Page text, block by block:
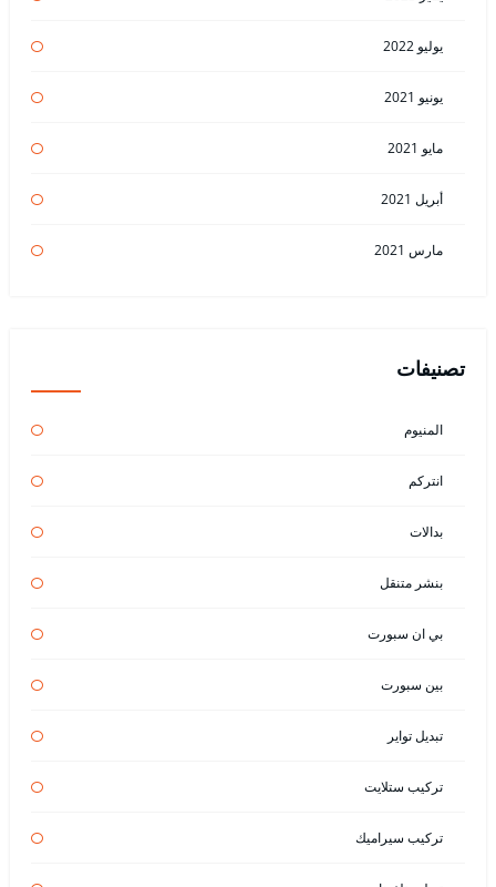
يوليو 2022
يونيو 2021
مايو 2021
أبريل 2021
مارس 2021
تصنيفات
المنيوم
انتركم
بدالات
بنشر متنقل
بي ان سبورت
بين سبورت
تبديل تواير
تركيب ستلايت
تركيب سيراميك